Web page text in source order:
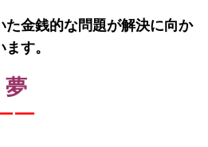
た金銭的な問題が解決に向か
す。
夢
￣